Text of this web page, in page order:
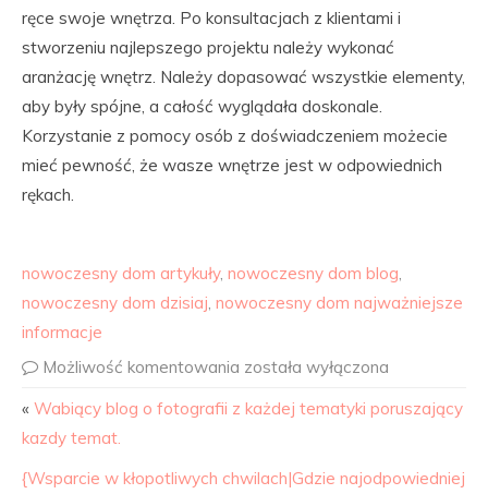
ręce swoje wnętrza. Po konsultacjach z klientami i
stworzeniu najlepszego projektu należy wykonać
aranżację wnętrz. Należy dopasować wszystkie elementy,
aby były spójne, a całość wyglądała doskonale.
Korzystanie z pomocy osób z doświadczeniem możecie
mieć pewność, że wasze wnętrze jest w odpowiednich
rękach.
nowoczesny dom artykuły, nowoczesny dom blog,
nowoczesny dom dzisiaj, nowoczesny dom najważniejsze
informacje
Możliwość komentowania została wyłączona
« Wabiący blog o fotografii z każdej tematyki poruszający
kazdy temat.
{Wsparcie w kłopotliwych chwilach|Gdzie najodpowiedniej